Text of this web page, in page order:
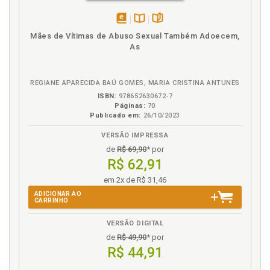
Justiça restaurativa como mecanismo de
transformação de conflitos em casos de violência
doméstica e familiar. Jussara Ayres Bourguignon /
Paloma Machado Graf / Jurema Carolina da Silveira
Larissa Suzane Biscaia. A obrigação alimentar
Biscaia / Fabiane Mazurok Schactae, p. 155
Maria Iolanda de Oliveira. Violência familiar contra a
pessoa idosa. Andressa Pacenko Malucelli / Fabiana
Vosgerau Trentini / Maria Iolanda de Oliveira, p. 219
Mariana Morsoletto Carmo. A constitucionalização
do direito das famílias e a efetividade de suas
normas frente aos métodos consensuais de solução
de conflitos. Fabiana Patrícia Borgonhone / Mariana
disponívelDisponível
páginas
Mães de Vítimas de Abuso Sexual Também Adoecem,
As
REGIANE APARECIDA BAÚ GOMES, MARIA CRISTINA ANTUNES
ISBN: 978652630672-7
Páginas: 70
Publicado em: 26/10/2023
VERSÃO IMPRESSA
de R$ 69,90* por
R$ 62,91
em 2x de R$ 31,46
ADICIONAR AO
CARRINHO
VERSÃO DIGITAL
de R$ 49,90* por
R$ 44,91